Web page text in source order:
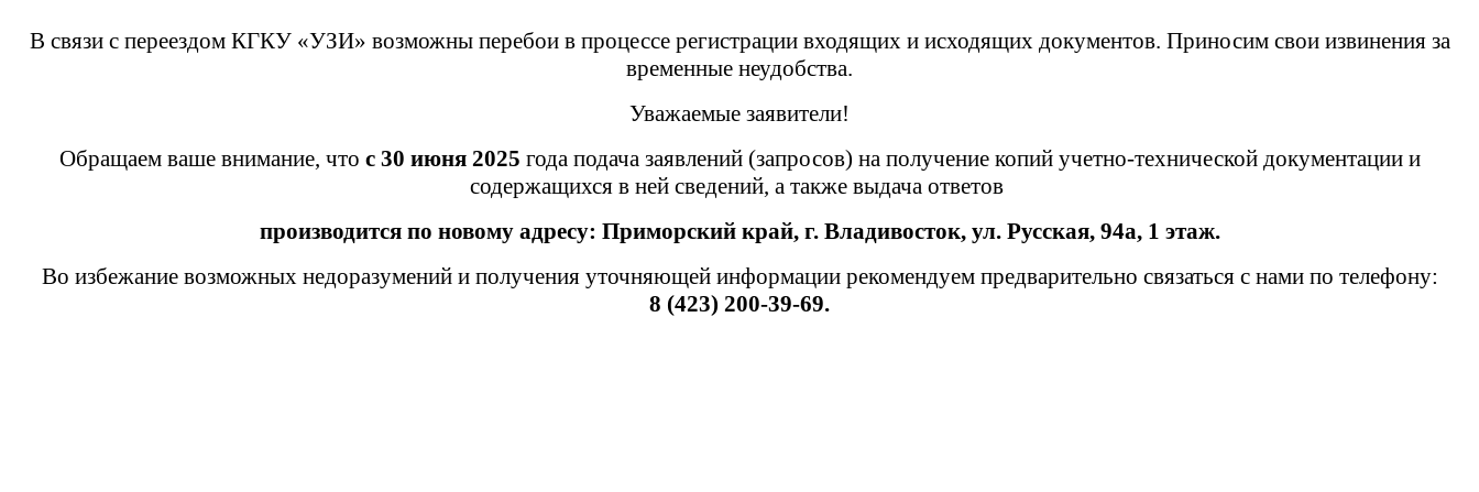
В связи с переездом КГКУ «УЗИ» возможны перебои в процессе регистрации входящих и исходящих документов. Приносим свои извинения за
временные неудобства.
Уважаемые заявители!
Обращаем ваше внимание, что с 30 июня 2025 года подача заявлений (запросов) на получение копий учетно-технической документации и
содержащихся в ней сведений, а также выдача ответов
производится по новому адресу: Приморский край, г. Владивосток, ул. Русская, 94а, 1 этаж.
Во избежание возможных недоразумений и получения уточняющей информации рекомендуем предварительно связаться с нами по телефону:
8 (423) 200-39-69.